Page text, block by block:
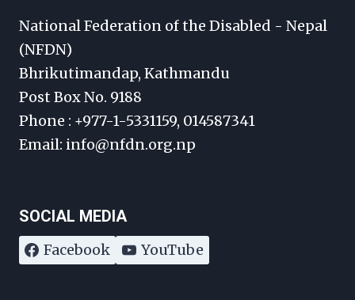
National Federation of the Disabled - Nepal
(NFDN)
Bhrikutimandap, Kathmandu
Post Box No. 9188
Phone : +977-1-5331159, 014587341
Email: info@nfdn.org.np
SOCIAL MEDIA
Facebook YouTube